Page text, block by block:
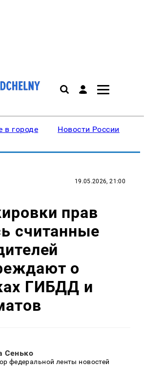
в городе Новости России
19.05.2026, 21:00
прав
считанные
о
ГИБДД и
Сенько
федеральной ленты новостей